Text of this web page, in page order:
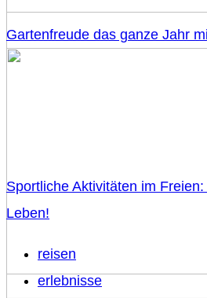
Gartenfreude das ganze Jahr
Sportliche Aktivitäten im
Leben!
reisen
erlebnisse